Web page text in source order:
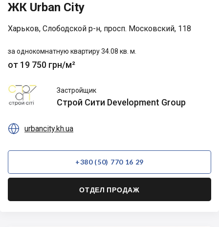
ЖК Urban City
Харьков, Слободской р-н, просп. Московский, 118
за однокомнатную квартиру 34.08 кв. м.
от 19 750 грн/м²
Строй
Сити
Development
Застройщик
Строй Сити Development Group
 urbancity.kh.ua
+380 (50) 770 16 29
ОТДЕЛ ПРОДАЖ